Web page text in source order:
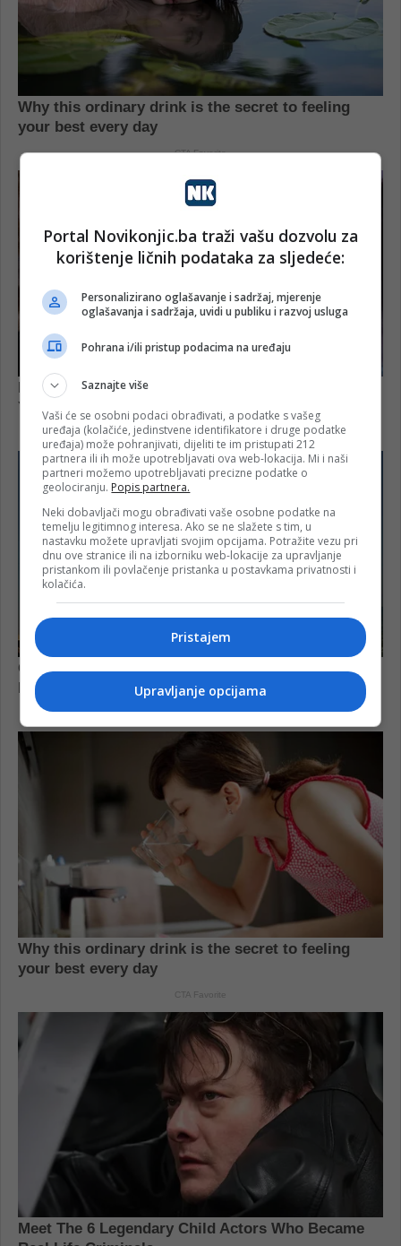
Portal Novikonjic.ba traži vašu dozvolu za
korištenje ličnih podataka za sljedeće:
Personalizirano oglašavanje i sadržaj, mjerenje
oglašavanja i sadržaja, uvidi u publiku i razvoj usluga
Pohrana i/ili pristup podacima na uređaju
Saznajte više
Vaši će se osobni podaci obrađivati, a podatke s vašeg
uređaja (kolačiće, jedinstvene identifikatore i druge podatke
uređaja) može pohranjivati, dijeliti te im pristupati 212
partnera ili ih može upotrebljavati ova web-lokacija. Mi i naši
partneri možemo upotrebljavati precizne podatke o
geolociranju. Popis partnera.
Neki dobavljači mogu obrađivati vaše osobne podatke na
temelju legitimnog interesa. Ako se ne slažete s tim, u
nastavku možete upravljati svojim opcijama. Potražite vezu pri
dnu ove stranice ili na izborniku web-lokacije za upravljanje
pristankom ili povlačenje pristanka u postavkama privatnosti i
kolačića.
Pristajem
Upravljanje opcijama